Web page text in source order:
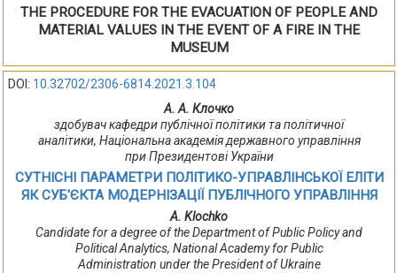
THE PROCEDURE FOR THE EVACUATION OF PEOPLE AND
MATERIAL VALUES IN THE EVENT OF A FIRE IN THE
MUSEUM
DOI: 10.32702/2306-6814.2021.3.104
А. А. Клочко
здобувач кафедри публічної політики та політичної
аналітики, Національна академія державного управління
при Президентові України
СУТНІСНІ ПАРАМЕТРИ ПОЛІТИКО-УПРАВЛІНСЬКОЇ ЕЛІТИ
ЯК СУБ'ЄКТА МОДЕРНІЗАЦІЇ ПУБЛІЧНОГО УПРАВЛІННЯ
А. Klochko
Сandidate for a degree of the Department of Public Policy and
Political Analytics, National Academy for Public
Administration under the President of Ukraine